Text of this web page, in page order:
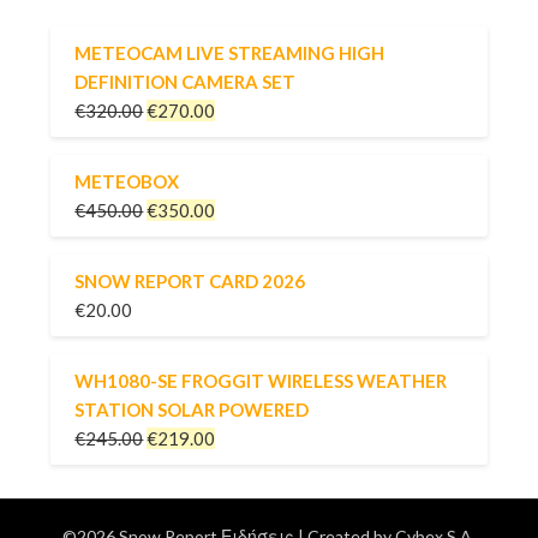
METEOCAM LIVE STREAMING HIGH
DEFINITION CAMERA SET
€320.00€270.00
METEOBOX
€450.00€350.00
SNOW REPORT CARD 2026
€20.00
WH1080-SE FROGGIT WIRELESS WEATHER
STATION SOLAR POWERED
€245.00€219.00